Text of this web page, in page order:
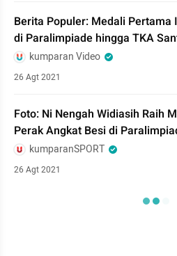
Berita Populer: Medali Pertama
di Paralimpiade hingga TKA
kumparan Video
26 Agt 2021
Foto: Ni Nengah Widiasih Raih
Perak Angkat Besi di
kumparanSPORT
26 Agt 2021